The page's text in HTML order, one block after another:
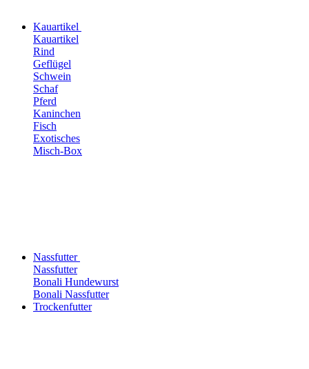
Kauartikel
Kauartikel
Rind
Geflügel
Schwein
Schaf
Pferd
Kaninchen
Fisch
Exotisches
Misch-Box
Nassfutter
Nassfutter
Bonali Hundewurst
Bonali Nassfutter
Trockenfutter